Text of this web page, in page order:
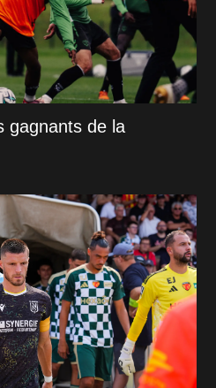
gagnants de la